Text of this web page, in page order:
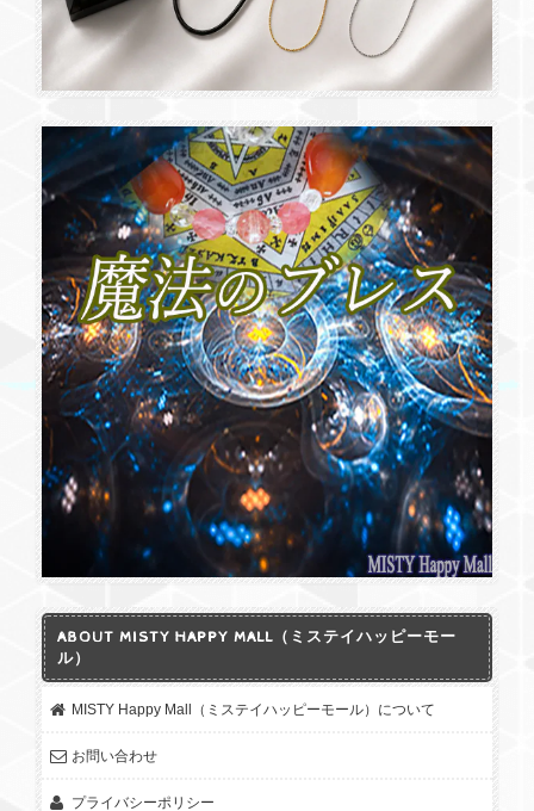
ABOUT MISTY HAPPY MALL（ミステイハッピーモー
ル）
MISTY Happy Mall（ミステイハッピーモール）について
お問い合わせ
プライバシーポリシー